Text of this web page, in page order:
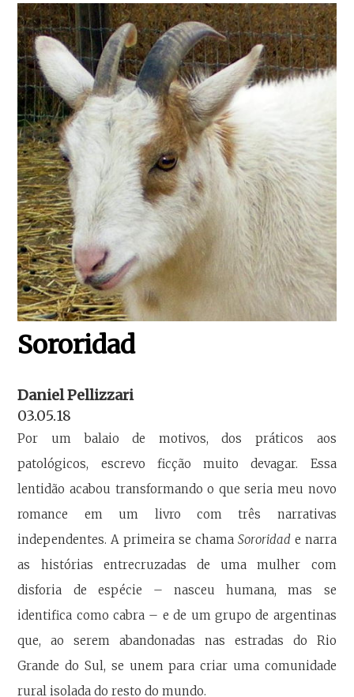
Sororidad
Daniel Pellizzari
03.05.18
Por um balaio de motivos, dos práticos aos
patológicos, escrevo ficção muito devagar. Essa
lentidão acabou transformando o que seria meu novo
romance em um livro com três narrativas
independentes. A primeira se chama Sororidade narra
as histórias entrecruzadas de uma mulher com
disforia de espécie – nasceu humana, mas se
identifica como cabra – e de um grupo de argentinas
que, ao serem abandonadas nas estradas do Rio
Grande do Sul, se unem para criar uma comunidade
rural isolada do resto do mundo.